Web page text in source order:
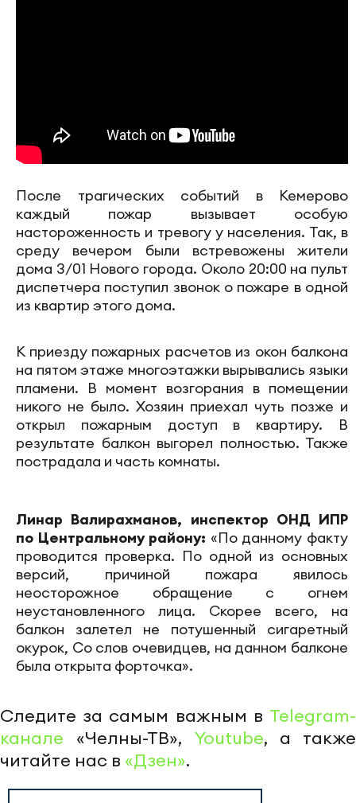
После трагических событий в Кемерово
каждый пожар вызывает особую
настороженность и тревогу у населения. Так, в
среду вечером были встревожены жители
дома 3/01 Нового города. Около 20:00 на пульт
диспетчера поступил звонок о пожаре в одной
из квартир этого дома.
К приезду пожарных расчетов из окон балкона
на пятом этаже многоэтажки вырывались языки
пламени. В момент возгорания в помещении
никого не было. Хозяин приехал чуть позже и
открыл пожарным доступ в квартиру. В
результате балкон выгорел полностью. Также
пострадала и часть комнаты.
Линар Валирахманов, инспектор ОНД ИПР
по Центральному району: «По данному факту
проводится проверка. По одной из основных
версий, причиной пожара явилось
неосторожное обращение с огнем
неустановленного лица. Скорее всего, на
балкон залетел не потушенный сигаретный
окурок, Со слов очевидцев, на данном балконе
была открыта форточка».
Следите за самым важным в Telegram-
канале «Челны-ТВ», Youtube, а также
читайте нас в «Дзен».